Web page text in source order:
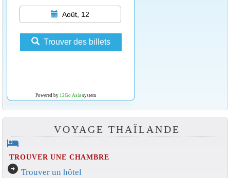
Août, 12
Trouver des billets
Powered by 12Go Asiasystem
VOYAGE THAÏLANDE
hotel
TROUVER UNE CHAMBRE
arrow_circle_right Trouver un hôtel